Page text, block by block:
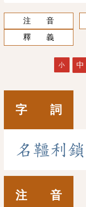
注 音
釋 義
小 中
字 詞
名韁利鎖
注 音